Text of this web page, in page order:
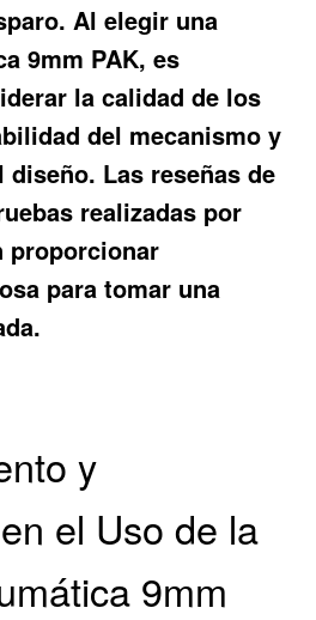
Al elegir una
9mm PAK, es
la calidad de los
del mecanismo y
diseño. Las reseñas de
realizadas por
proporcionar
para tomar una
y
el Uso de la
9mm